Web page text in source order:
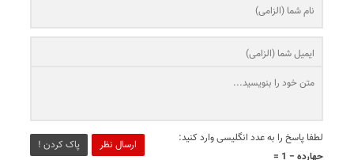
ارسال نظر پاک کردن !
لطفا پاسخ را به عدد انگلیسی وارد کنید:
چهارده − 1 =